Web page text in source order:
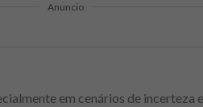
Anuncio
em cenários de incerteza